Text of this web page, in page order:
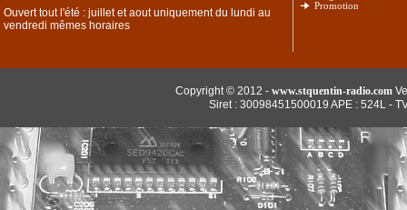
Ouvert tout l'été : juillet et aout uniquement du lundi au
vendredi mêmes horaires
Promotion
Copyright © 2012 - www.stquentin-radio.com
Siret : 30098451500019 APE : 524L -